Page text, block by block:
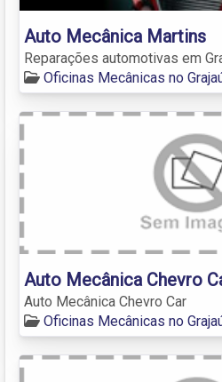
Auto Mecânica Martins
Reparações automotivas em
Oficinas Mecânicas no
Auto Mecânica Chevro
Auto Mecânica Chevro Car
Oficinas Mecânicas no